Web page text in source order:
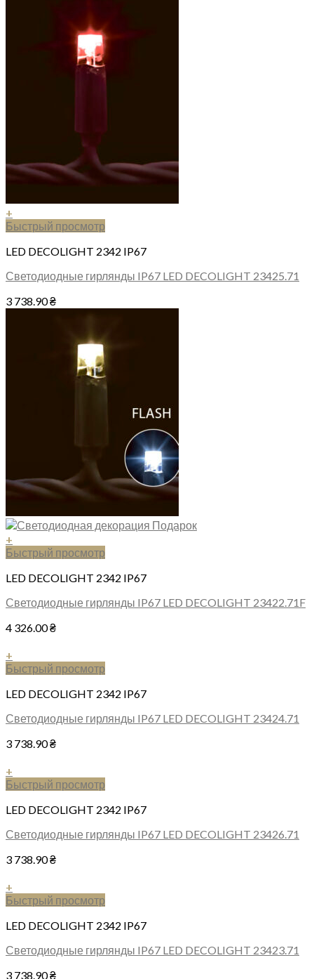
+
Быстрый просмотр
LED DECOLIGHT 2342 IP67
Светодиодные гирлянды IP67 LED DECOLIGHT 23425.71
3 738.90₴
+
Быстрый просмотр
LED DECOLIGHT 2342 IP67
Светодиодные гирлянды IP67 LED DECOLIGHT 23422.71F
4 326.00₴
+
Быстрый просмотр
LED DECOLIGHT 2342 IP67
Светодиодные гирлянды IP67 LED DECOLIGHT 23424.71
3 738.90₴
+
Быстрый просмотр
LED DECOLIGHT 2342 IP67
Светодиодные гирлянды IP67 LED DECOLIGHT 23426.71
3 738.90₴
+
Быстрый просмотр
LED DECOLIGHT 2342 IP67
Светодиодные гирлянды IP67 LED DECOLIGHT 23423.71
3 738.90₴